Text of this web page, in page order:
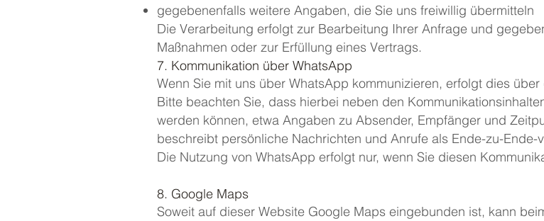
gegebenenfalls weitere Angaben, die Sie uns freiwillig übermitteln
Die Verarbeitung erfolgt zur Bearbeitung Ihrer Anfrage und
Maßnahmen oder zur Erfüllung eines Vertrags.
7. Kommunikation über WhatsApp
Wenn Sie mit uns über WhatsApp kommunizieren, erfolgt dies
Bitte beachten Sie, dass hierbei neben den
werden können, etwa Angaben zu Absender, Empfänger und
beschreibt persönliche Nachrichten und Anrufe als Ende-zu-Ende-
Die Nutzung von WhatsApp erfolgt nur, wenn Sie diesen
8. Google Maps
Soweit auf dieser Website Google Maps eingebunden ist, kann